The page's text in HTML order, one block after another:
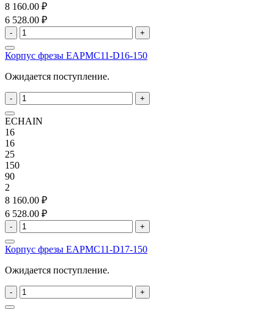
8 160.00 ₽
6 528.00 ₽
- +
Корпус фрезы EAPMC11-D16-150
Ожидается поступление.
- +
ECHAIN
16
16
25
150
90
2
8 160.00 ₽
6 528.00 ₽
- +
Корпус фрезы EAPMC11-D17-150
Ожидается поступление.
- +